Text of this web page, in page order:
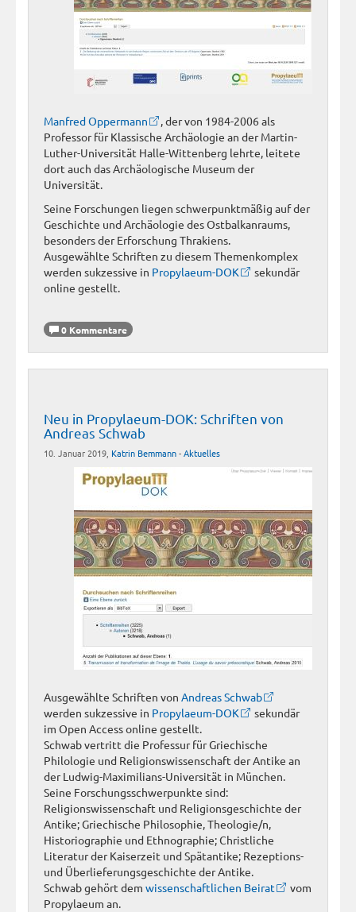
Manfred Oppermann
, der von 1984-2006 als
Professor für Klassische Archäologie an der Martin-
Luther-Universität Halle-Wittenberg lehrte, leitete
dort auch das Archäologische Museum der
Universität.
Seine Forschungen liegen schwerpunktmäßig auf der
Geschichte und Archäologie des Ostbalkanraums,
besonders der Erforschung Thrakiens.
Ausgewählte Schriften zu diesem Themenkomplex
werden sukzessive in Propylaeum-DOK
sekundär
online gestellt.
0 Kommentare
Neu in Propylaeum-DOK: Schriften von
Andreas Schwab
10. Januar 2019, Katrin Bemmann-Aktuelles
Ausgewählte Schriften von Andreas Schwab
werden sukzessive in Propylaeum-DOK
sekundär
im Open Access online gestellt.
Schwab vertritt die Professur für Griechische
Philologie und Religionswissenschaft der Antike an
der Ludwig-Maximilians-Universität in München.
Seine Forschungsschwerpunkte sind:
Religionswissenschaft und Religionsgeschichte der
Antike; Griechische Philosophie, Theologie/n,
Historiographie und Ethnographie; Christliche
Literatur der Kaiserzeit und Spätantike; Rezeptions-
und Überlieferungsgeschichte der Antike.
Schwab gehört dem wissenschaftlichen Beirat
vom
Propylaeum an.